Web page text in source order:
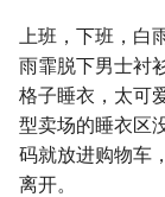
上班，下班，白
雨霏脱下男士衬
格子睡衣，太可
型卖场的睡衣区
码就放进购物车
离开。